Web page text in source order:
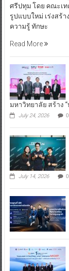
ศรีปทุม โดย คณะเ
รูปแบบใหม่ เร่งสร้
ความรู้ ทักษะ
Read More
มหาวิทยาลัย สร้าง
July 24, 2026 0
July 14, 2026 0